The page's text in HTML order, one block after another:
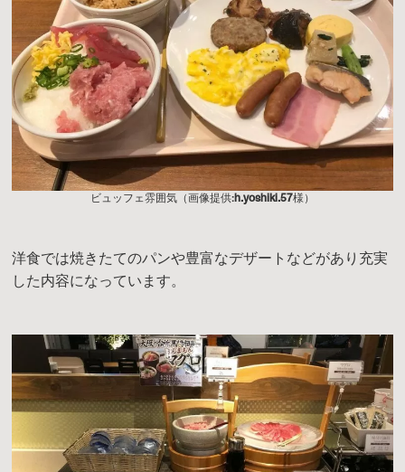
ビュッフェ雰囲気（画像提供:h.yoshiki.57様）
洋食では焼きたてのパンや豊富なデザートなどがあり充実
した内容になっています。